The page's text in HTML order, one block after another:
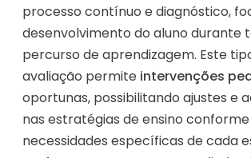
processo contínuo e diagnóstico,
desenvolvimento do aluno durante
percurso de aprendizagem. Este
avaliação permite intervenções
oportunas, possibilitando ajustes e
nas estratégias de ensino conforme
necessidades específicas de cada